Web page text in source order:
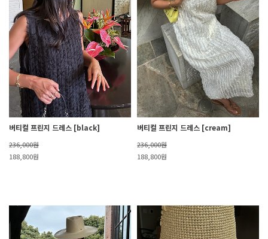
버티컬 프린지 드레스 [black]
236,000원
188,800원
버티컬 프린지 드레스 [cream]
236,000원
188,800원